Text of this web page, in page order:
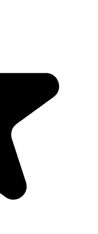
organize and
phone and laptop, and
into my
I can look at my
Calendar and
Great tool indeed.